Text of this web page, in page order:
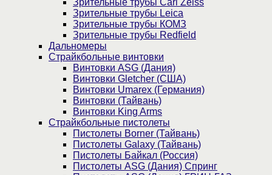
Зрительные трубы Carl Zeiss
Зрительные трубы Leica
Зрительные трубы КОМЗ
Зрительные трубы Redfield
Дальномеры
Страйкбольные винтовки
Винтовки ASG (Дания)
Винтовки Gletcher (США)
Винтовки Umarex (Германия)
Винтовки (Тайвань)
Винтовки King Arms
Страйкбольные пистолеты
Пистолеты Borner (Тайвань)
Пистолеты Galaxy (Тайвань)
Пистолеты Байкал (Россия)
Пистолеты ASG (Дания) Спринг